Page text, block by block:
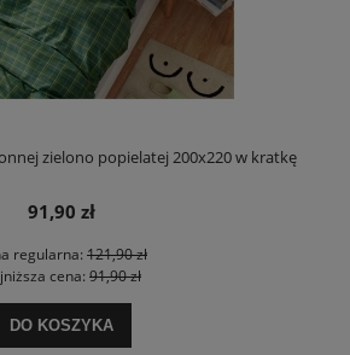
zielono popielatej 200x220 w kratkę
91,90 zł
regularna: 121,90 zł
cena: 91,90 zł
DO KOSZYKA